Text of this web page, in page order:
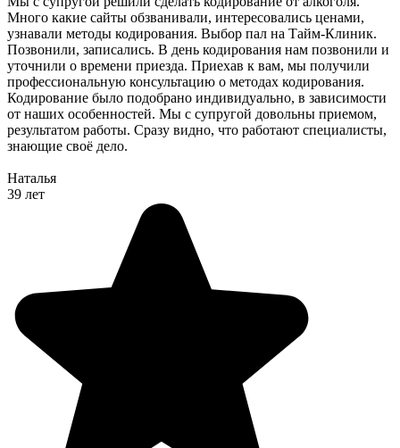
Много какие сайты обзванивали, интересовались ценами,
узнавали методы кодирования. Выбор пал на Тайм-Клиник.
Позвонили, записались. В день кодирования нам позвонили и
уточнили о времени приезда. Приехав к вам, мы получили
профессиональную консультацию о методах кодирования.
Кодирование было подобрано индивидуально, в зависимости
от наших особенностей. Мы с супругой довольны приемом,
результатом работы. Сразу видно, что работают специалисты,
знающие своё дело.
Наталья
39 лет